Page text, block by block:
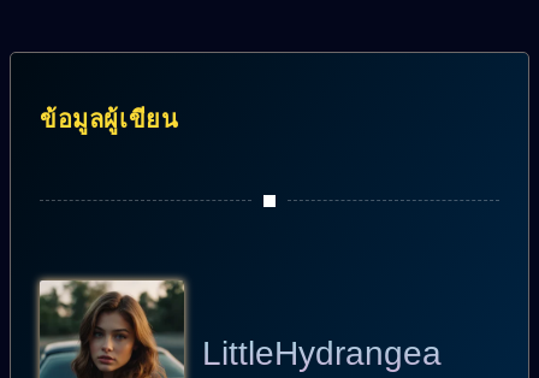
ข้อมูลผู้เขียน
LittleHydrangea